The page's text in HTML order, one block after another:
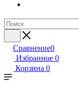
Сравнение0
Избранное 0
Корзина 0